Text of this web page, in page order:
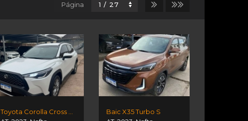
Página
Toyota Corolla Cross Xli 2.0 Cvt
Baic X35 Turbo S